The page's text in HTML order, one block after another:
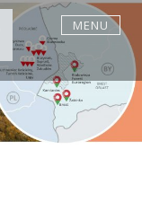
MENU